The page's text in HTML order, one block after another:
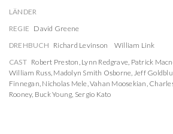
LÄNDER
REGIE David Greene
DREHBUCH Richard Levinson
William Link
CAST Robert Preston, Lynn Redgrave, Patrick
William Russ, Madolyn Smith Osborne, Jeff
Finnegan, Nicholas Mele,Vahan Moosekian,
Rooney, Buck Young, Sergio Kato